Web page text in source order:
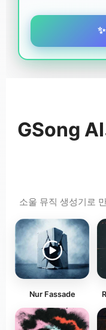
GSong
소울 뮤직 생성기로
Nur Fassade